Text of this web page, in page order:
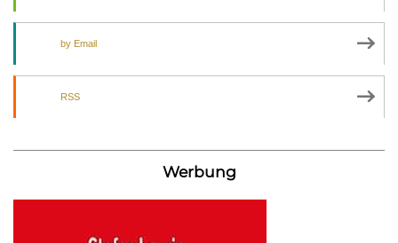
by Email
RSS
Werbung